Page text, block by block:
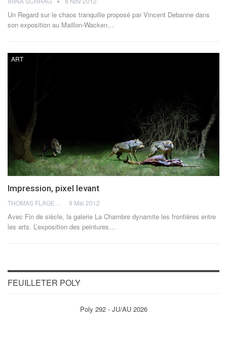
Un Regard sur le chaos tranquille proposé par Vincent Debanne dans
son exposition au Maillon-Wacken…
ART
Impression, pixel levant
9 Mai 2012
Avec Fin de siècle, la galerie La Chambre dynamite les frontières entre
les arts. L’exposition des peintures…
FEUILLETER POLY
Poly 292 - JU/AU 2026